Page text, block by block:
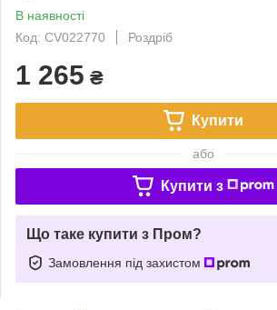
В наявності
Код: CV022770
Роздріб
1 265 ₴
Купити
або
Купити з
Що таке купити з Пром?
Замовлення під захистом